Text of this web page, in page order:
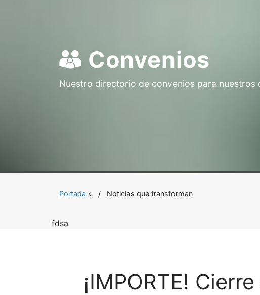
Convenios
Nuestro directorio de convenios para nuestros
Portada » Noticias que transforman
fdsa
¡IMPORTE!